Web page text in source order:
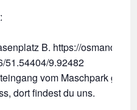
B. https://
51.54404/9.92482
vom Maschpark
dort findest du uns.